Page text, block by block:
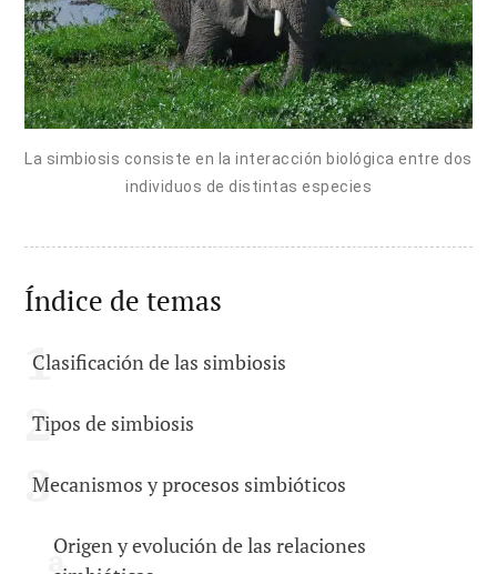
La simbiosis consiste en la interacción biológica entre dos
individuos de distintas especies
Índice de temas
Clasificación de las simbiosis
Tipos de simbiosis
Mecanismos y procesos simbióticos
Origen y evolución de las relaciones